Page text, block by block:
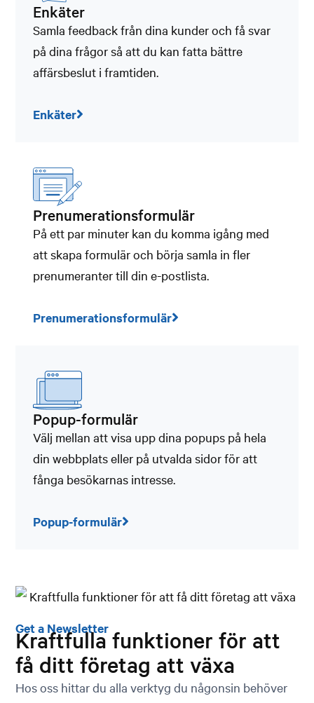
Enkäter
Samla feedback från dina kunder och få svar
på dina frågor så att du kan fatta bättre
affärsbeslut i framtiden.
Enkäter
Prenumerationsformulär
På ett par minuter kan du komma igång med
att skapa formulär och börja samla in fler
prenumeranter till din e-postlista.
Prenumerationsformulär
Popup-formulär
Välj mellan att visa upp dina popups på hela
din webbplats eller på utvalda sidor för att
fånga besökarnas intresse.
Popup-formulär
Get a Newsletter
Kraftfulla funktioner för att
få ditt företag att växa
Hos oss hittar du alla verktyg du någonsin behöver